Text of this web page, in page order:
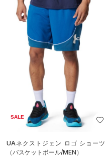
SALE
UAネクストジェン ロゴ ショーツ
（バスケットボール/MEN）